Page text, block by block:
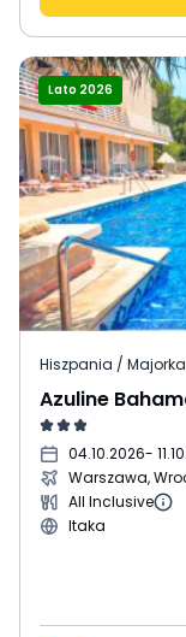
Lato 2026
Hiszpania /
Azuline
04.10.2026-
Warszawa,
All Inclusive
Itaka